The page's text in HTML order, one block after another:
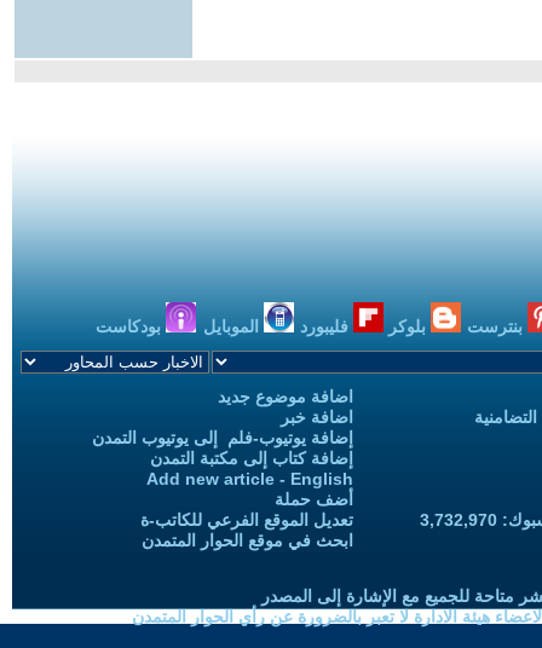
بنترست بلوكر فليبورد الموبايل بودكاست
اضافة موضوع جديد
اضافة خبر
إضافة يوتيوب-فلم إلى يوتيوب التمدن
إضافة كتاب إلى مكتبة التمدن
Add new article - English
أضف حملة
تعديل الموقع الفرعي للكاتب-ة
ابحث في موقع الحوار المتمدن
متاحة للجميع مع الإشارة إلى المصدر
هيئة الادارة لا تعبر بالضرورة عن رأي الحوار المتمدن